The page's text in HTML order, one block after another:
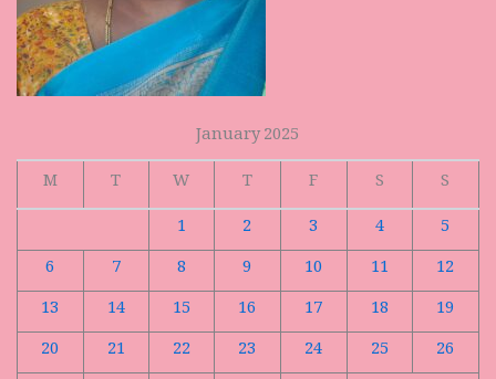
January 2025
M
T W T F S
S
1
2 3 4
5
6
7 8 9 10 11
12
13
14 15 16 17 18
19
20
21 22 23 24 25
26